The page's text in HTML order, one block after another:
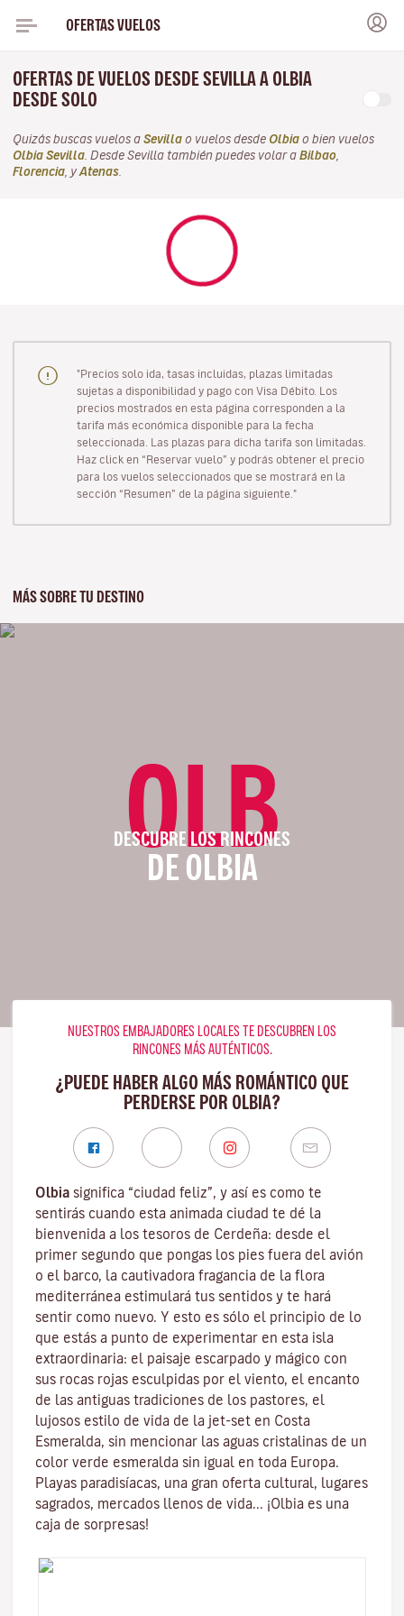
OFERTAS VUELOS
OFERTAS DE VUELOS DESDE SEVILLA A OLBIA
DESDE SOLO
Quizás buscas vuelos a Sevilla o vuelos desde Olbia o bien vuelos
Olbia Sevilla . Desde Sevilla también puedes volar a Bilbao
Florencia , y Atenas
"Precios solo ida, tasas incluidas, plazas limitadas
sujetas a disponibilidad y pago con Visa Débito. Los
precios mostrados en esta página corresponden a la
tarifa más económica disponible para la fecha
seleccionada. Las plazas para dicha tarifa son limitadas.
Haz click en “Reservar vuelo” y podrás obtener el precio
para los vuelos seleccionados que se mostrará en la
sección “Resumen” de la página siguiente."
MÁS SOBRE TU DESTINO
OLB
DESCUBRE LOS RINCONES
DE OLBIA
NUESTROS EMBAJADORES LOCALES TE DESCUBREN LOS
RINCONES MÁS AUTÉNTICOS.
¿PUEDE HABER ALGO MÁS ROMÁNTICO QUE
PERDERSE POR OLBIA?
Olbia significa “ciudad feliz”, y así es como te
sentirás cuando esta animada ciudad te dé la
bienvenida a los tesoros de Cerdeña: desde el
primer segundo que pongas los pies fuera del avión
o el barco, la cautivadora fragancia de la flora
mediterránea estimulará tus sentidos y te hará
sentir como nuevo. Y esto es sólo el principio de lo
que estás a punto de experimentar en esta isla
extraordinaria: el paisaje escarpado y mágico con
sus rocas rojas esculpidas por el viento, el encanto
de las antiguas tradiciones de los pastores, el
lujosos estilo de vida de la jet-set en Costa
Esmeralda, sin mencionar las aguas cristalinas de un
color verde esmeralda sin igual en toda Europa.
Playas paradisíacas, una gran oferta cultural, lugares
sagrados, mercados llenos de vida... ¡Olbia es una
caja de sorpresas!